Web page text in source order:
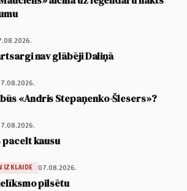
nav glābēji Daliņā
«Andris Stepaņenko-Šlesers»?
kausu
IZKLAIDE 07.08.2026.
pilsētu